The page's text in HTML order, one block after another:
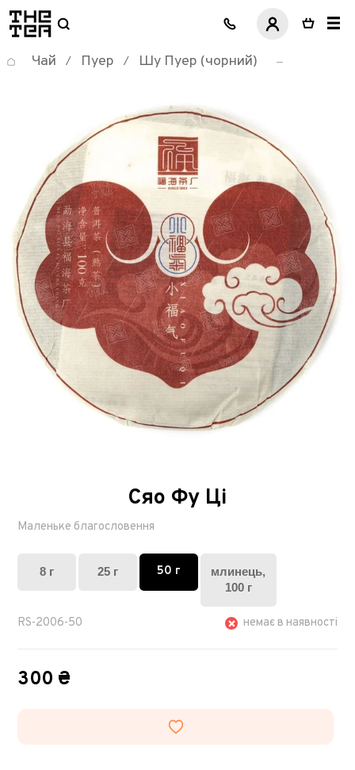
логотип
Чай / Пуер / Шу Пуер (чорний)
Сяо Фу Ці
Маленьке благословення
8 г 25 г 50 г
млинець,
100 г
RS-2006-50 немає в наявності
300 ₴